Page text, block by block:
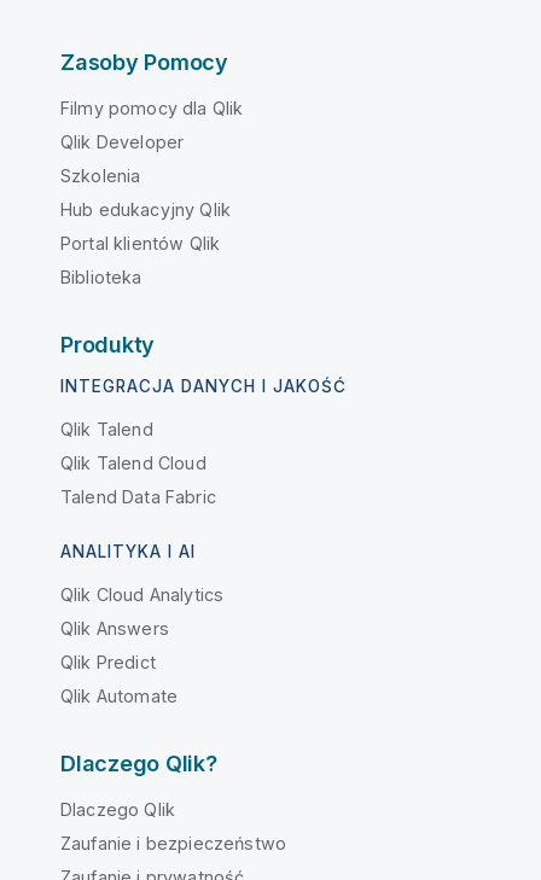
Zasoby Pomocy
Filmy pomocy dla Qlik
Qlik Developer
Szkolenia
Hub edukacyjny Qlik
Portal klientów Qlik
Biblioteka
Produkty
INTEGRACJA DANYCH I JAKOŚĆ
Qlik Talend
Qlik Talend Cloud
Talend Data Fabric
ANALITYKA I AI
Qlik Cloud Analytics
Qlik Answers
Qlik Predict
Qlik Automate
Dlaczego Qlik?
Dlaczego Qlik
Zaufanie i bezpieczeństwo